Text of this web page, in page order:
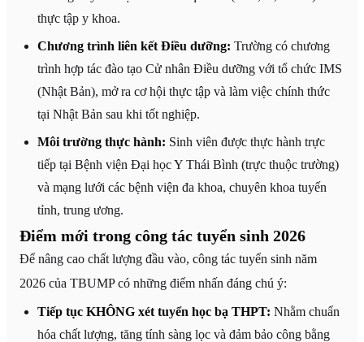
thực tập y khoa.
Chương trình liên kết Điều dưỡng: Trường có chương
trình hợp tác đào tạo Cử nhân Điều dưỡng với tổ chức IMS
(Nhật Bản), mở ra cơ hội thực tập và làm việc chính thức
tại Nhật Bản sau khi tốt nghiệp.
Môi trường thực hành: Sinh viên được thực hành trực
tiếp tại Bệnh viện Đại học Y Thái Bình (trực thuộc trường)
và mạng lưới các bệnh viện đa khoa, chuyên khoa tuyến
tỉnh, trung ương.
Điểm mới trong công tác tuyển sinh 2026
Để nâng cao chất lượng đầu vào, công tác tuyển sinh năm
2026 của TBUMP có những điểm nhấn đáng chú ý:
Tiếp tục KHÔNG xét tuyển học bạ THPT: Nhằm chuẩn
hóa chất lượng, tăng tính sàng lọc và đảm bảo công bằng